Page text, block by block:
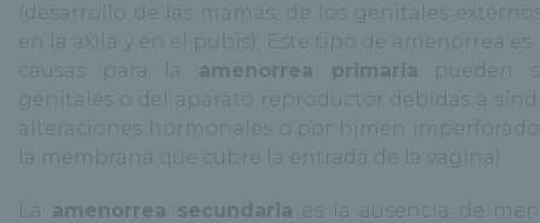
(desarrollo de las mamas, de los genitales
en la axila y en el pubis). Este tipo de amenorrea
causas para la
amenorrea primaria pueden
genitales o del aparato reproductor debidas a
alteraciones hormonales o por himen
la membrana que cubre la entrada de la vagina).
La amenorrea secundaria es la ausencia de